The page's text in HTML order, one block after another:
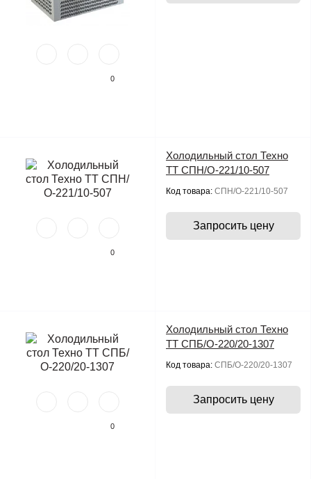
0
0
Холодильный стол Техно
ТТ СПН/О-221/10-507
Код товара: СПН/О-221/10-507
Запросить цену
0
Холодильный стол Техно
ТТ СПБ/О-220/20-1307
Код товара: СПБ/О-220/20-1307
Запросить цену